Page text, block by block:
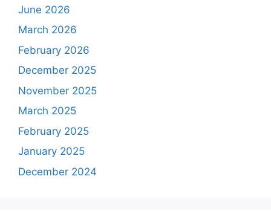
June 2026
March 2026
February 2026
December 2025
November 2025
March 2025
February 2025
January 2025
December 2024